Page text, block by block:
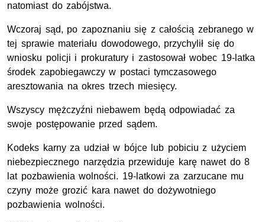
natomiast do zabójstwa.
Wczoraj sąd, po zapoznaniu się z całością zebranego w
tej sprawie materiału dowodowego, przychylił się do
wniosku policji i prokuratury i zastosował wobec 19-latka
środek zapobiegawczy w postaci tymczasowego
aresztowania na okres trzech miesięcy.
Wszyscy mężczyźni niebawem będą odpowiadać za
swoje postępowanie przed sądem.
Kodeks karny za udział w bójce lub pobiciu z użyciem
niebezpiecznego narzędzia przewiduje karę nawet do 8
lat pozbawienia wolności. 19-latkowi za zarzucane mu
czyny może grozić kara nawet do dożywotniego
pozbawienia wolności.